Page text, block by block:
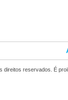
direitos reservados. É